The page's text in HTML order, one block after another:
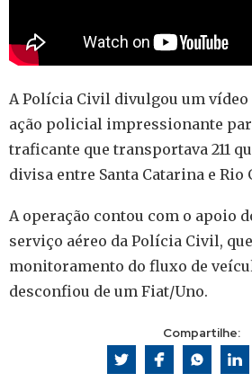
A Polícia Civil divulgou um vídeo
ação policial impressionante
traficante que transportava 211
divisa entre Santa Catarina e Rio
A operação contou com o apoio
serviço aéreo da Polícia Civil,
monitoramento do fluxo de
desconfiou de um Fiat/Uno.
Compartilhe: